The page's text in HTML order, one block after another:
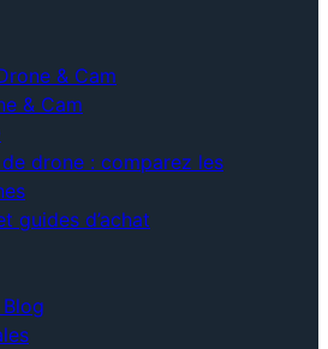
& Cam
& Cam
drone : comparez les
guides d’achat